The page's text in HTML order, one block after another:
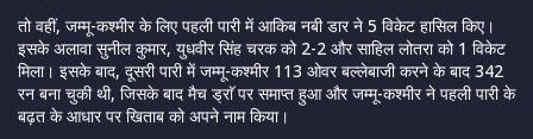
तो वहीं, जम्मू-कश्मीर के लिए पहली पारी में आकिब नबी डार ने 5 विकेट हासिल किए।
इसके अलावा सुनील कुमार, युधवीर सिंह चरक को 2-2 और साहिल लोतरा को 1 विकेट
मिला। इसके बाद, दूसरी पारी में जम्मू-कश्मीर 113 ओवर बल्लेबाजी करने के बाद 342
रन बना चुकी थी, जिसके बाद मैच ड्राॅ पर समाप्त हुआ और जम्मू-कश्मीर ने पहली पारी के
बढ़त के आधार पर खिताब को अपने नाम किया।